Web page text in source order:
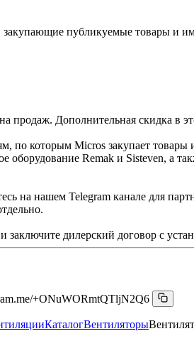
публикуемые товары и
продаж. Дополнительная скидка в
по которым Micros закупает
оборудование Remak и Sisteven, а
на нашем Telegram канале для
дилерский договор с
+ONuWORmtQTljN2Q6
КаталогВентиляторы